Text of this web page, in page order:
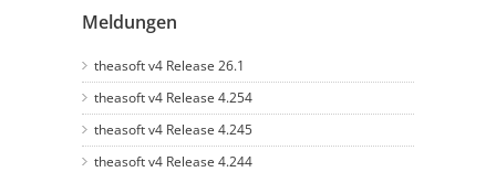
Meldungen
theasoft v4 Release 26.1
theasoft v4 Release 4.254
theasoft v4 Release 4.245
theasoft v4 Release 4.244